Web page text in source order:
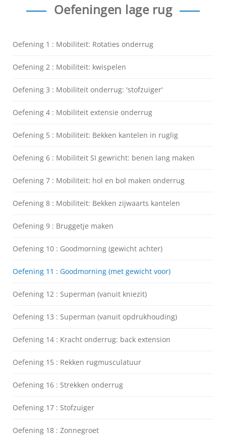
Oefeningen lage rug
Oefening 1 : Mobiliteit: Rotaties onderrug
Oefening 2 : Mobiliteit: kwispelen
Oefening 3 : Mobiliteit onderrug: 'stofzuiger'
Oefening 4 : Mobiliteit extensie onderrug
Oefening 5 : Mobiliteit: Bekken kantelen in ruglig
Oefening 6 : Mobiliteit SI gewricht: benen lang maken
Oefening 7 : Mobiliteit: hol en bol maken onderrug
Oefening 8 : Mobiliteit: Bekken zijwaarts kantelen
Oefening 9 : Bruggetje maken
Oefening 10 : Goodmorning (gewicht achter)
Oefening 11 : Goodmorning (met gewicht voor)
Oefening 12 : Superman (vanuit kniezit)
Oefening 13 : Superman (vanuit opdrukhouding)
Oefening 14 : Kracht onderrug: back extension
Oefening 15 : Rekken rugmusculatuur
Oefening 16 : Strekken onderrug
Oefening 17 : Stofzuiger
Oefening 18 : Zonnegroet